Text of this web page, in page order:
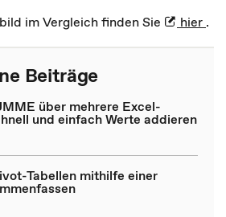
im Vergleich finden Sie
hier .
Beiträge
über mehrere Excel-
und einfach Werte addieren
Tabellen mithilfe einer